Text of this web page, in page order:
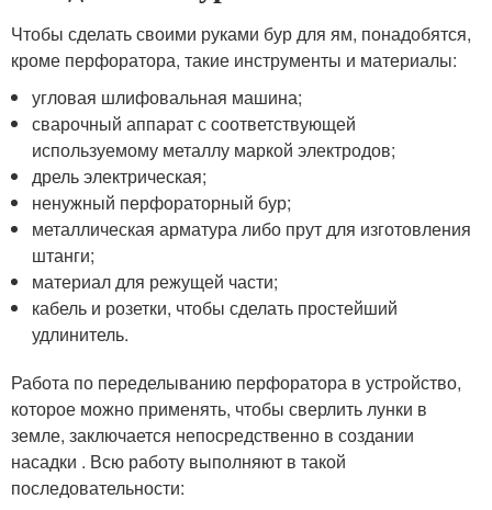
Чтобы сделать своими руками бур для ям, понадобятся,
кроме перфоратора, такие инструменты и материалы:
угловая шлифовальная машина;
сварочный аппарат с соответствующей
используемому металлу маркой электродов;
дрель электрическая;
ненужный перфораторный бур;
металлическая арматура либо прут для изготовления
штанги;
материал для режущей части;
кабель и розетки, чтобы сделать простейший
удлинитель.
Работа по переделыванию перфоратора в устройство,
которое можно применять, чтобы сверлить лунки в
земле, заключается непосредственно в создании
насадки . Всю работу выполняют в такой
последовательности: